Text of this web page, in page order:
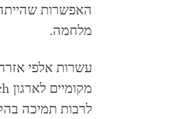
האפשרות
מלחמה.
עשרות אלפי
לרבות תמיכה